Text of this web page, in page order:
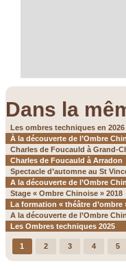
Dans la
Les ombres techniques en 2026
À la découverte de l’Ombre
Charles de Foucauld à Grand-
Charles de Foucauld à Arradon
Spectacle d’automne au St
A la découverte de l’Ombre
Stage « Ombre Chinoise » 2018
La formation « théâtre d’ombre
A la découverte de l’Ombre
Les Ombres techniques 2025
1 2 3 4 5